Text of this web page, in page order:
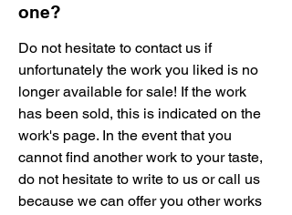
one?
Do not hesitate to contact us if
unfortunately the work you liked is no
longer available for sale! If the work
has been sold, this is indicated on the
work's page. In the event that you
cannot find another work to your taste,
do not hesitate to write to us or call us
because we can offer you other works